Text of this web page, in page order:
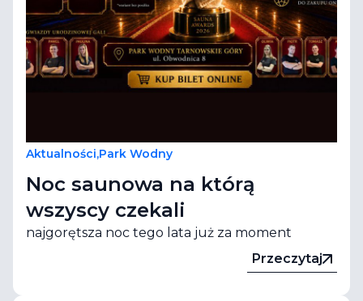
Aktualności,Park Wodny
Noc saunowa na którą
wszyscy czekali
najgorętsza noc tego lata już za moment
Przeczytaj